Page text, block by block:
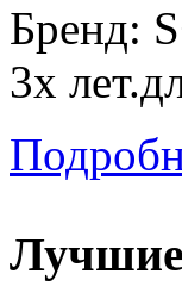
Бренд:
3х